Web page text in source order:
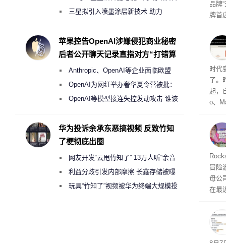
品牌
牌首
者
与西
时代
了。
起，
o、
和
命令
起
防御
气将
发效
期
冒险
母公
在最
ss
偷偷共享带宽的违规行为
三星拟引入喷墨涂层新技术 助力
度
苹果控告OpenAI涉嫌侵犯商业秘密
后者公开聊天记录直指对方“打错算
Anthropic、OpenAI等企业面临欧盟
《人工智能法案》全新执法权限审查
OpenAI为网红举办奢华夏令营被批：
2000美元一晚 遭讽“反乌托邦”
OpenAI等模型接连失控发动攻击 谁该
华为投诉余承东恶搞视频 反致竹知
了梗彻底出圈
网友开发“云甩竹知了” 13万人听“余音
绕梁”利益分歧引发内部摩擦 长鑫存储被曝
曾将华为驻场工程师驱逐出研发基地
玩具“竹知了”视频被华为终端大规模投